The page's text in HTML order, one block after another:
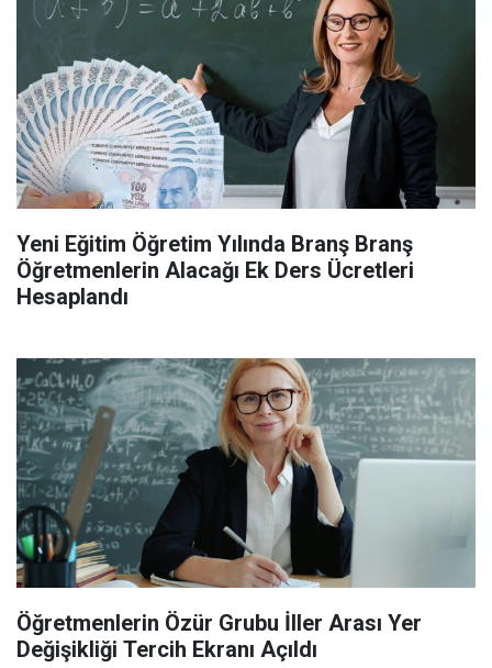
Yeni Eğitim Öğretim Yılında Branş Branş
Öğretmenlerin Alacağı Ek Ders Ücretleri
Hesaplandı
Öğretmenlerin Özür Grubu İller Arası Yer
Değişikliği Tercih Ekranı Açıldı